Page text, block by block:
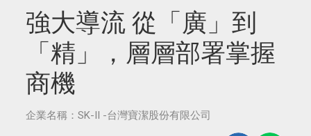
強大導流 從「廣」到
「精」，層層部署掌握
商機
企業名稱：SK-II -台灣寶潔股份有限公司